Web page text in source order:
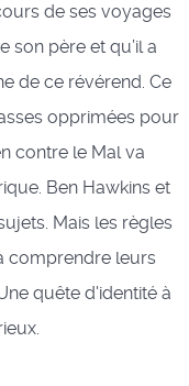
de ses voyages
son père et qu’il a
de ce révérend. Ce
opprimées pour
contre le Mal va
Ben Hawkins et
Mais les règles
comprendre leurs
quête d'identité à